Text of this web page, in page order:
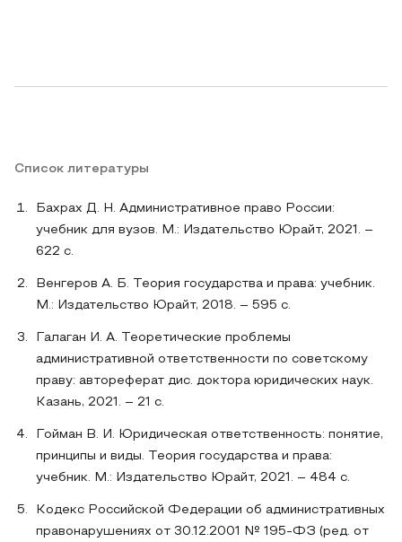
Список литературы
Бахрах Д. Н. Административное право России:
учебник для вузов. М.: Издательство Юрайт, 2021. –
622 с.
Венгеров А. Б. Теория государства и права: учебник.
М.: Издательство Юрайт, 2018. – 595 с.
Галаган И. А. Теоретические проблемы
административной ответственности по советскому
праву: автореферат дис. доктора юридических наук.
Казань, 2021. – 21 с.
Гойман В. И. Юридическая ответственность: понятие,
принципы и виды. Теория государства и права:
учебник. М.: Издательство Юрайт, 2021. – 484 с.
Кодекс Российской Федерации об административных
правонарушениях от 30.12.2001 № 195-ФЗ (ред. от